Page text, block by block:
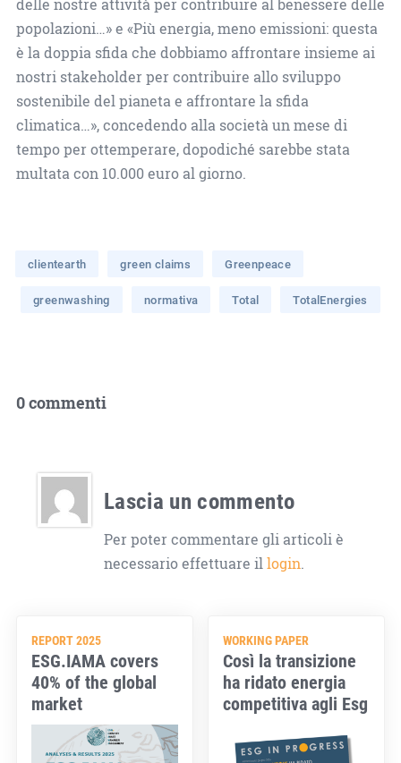
delle nostre attività per contribuire al benessere delle
popolazioni…» e «Più energia, meno emissioni: questa
è la doppia sfida che dobbiamo affrontare insieme ai
nostri stakeholder per contribuire allo sviluppo
sostenibile del pianeta e affrontare la sfida
climatica…», concedendo alla società un mese di
tempo per ottemperare, dopodiché sarebbe stata
multata con 10.000 euro al giorno.
clientearth green claims Greenpeace
greenwashing normativa Total TotalEnergies
0 commenti
Lascia un commento
Per poter commentare gli articoli è
necessario effettuare illogin.
REPORT 2025
ESG.IAMA covers
40% of the global
market
WORKING PAPER
Così la transizione
ha ridato energia
competitiva agli Esg